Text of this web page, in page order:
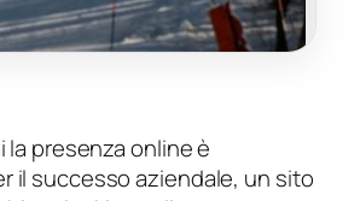
la presenza online è
il successo aziendale, un sito